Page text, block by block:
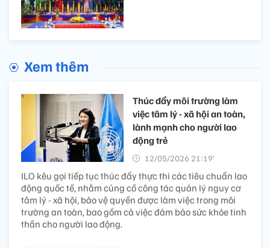
Xem thêm
Thúc đẩy môi trường làm
việc tâm lý - xã hội an toàn,
lành mạnh cho người lao
động trẻ
12/05/2026 21:19’
ILO kêu gọi tiếp tục thúc đẩy thực thi các tiêu chuẩn lao
động quốc tế, nhằm củng cố công tác quản lý nguy cơ
tâm lý - xã hội, bảo vệ quyền được làm việc trong môi
trường an toàn, bao gồm cả việc đảm bảo sức khỏe tinh
thần cho người lao động.